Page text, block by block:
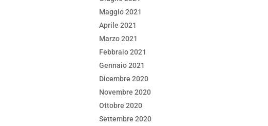
Maggio 2021
Aprile 2021
Marzo 2021
Febbraio 2021
Gennaio 2021
Dicembre 2020
Novembre 2020
Ottobre 2020
Settembre 2020